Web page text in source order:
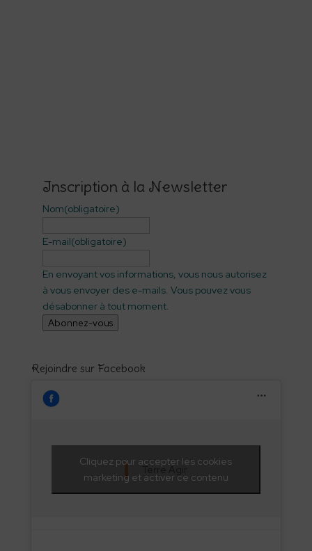
Inscription à la Newsletter
Nom(obligatoire)
E-mail(obligatoire)
En envoyant vos informations, vous nous autorisez
à vous envoyer des e-mails. Vous pouvez vous
désabonner à tout moment.
Abonnez-vous
Rejoindre sur Facebook
Terre Agir
Cliquez pour accepter les cookies
marketing et activer ce contenu